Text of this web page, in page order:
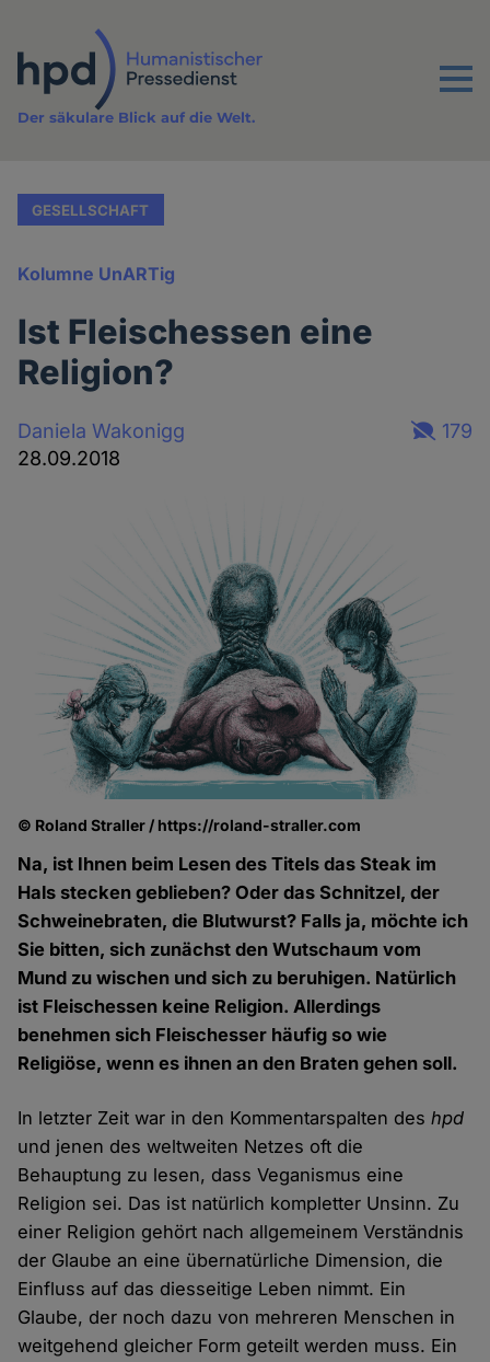
Inhalt
Menu
Der säkulare Blick auf die Welt.
GESELLSCHAFT
Kolumne UnARTig
Ist Fleischessen eine
Religion?
Daniela Wakonigg
28.09.2018
179
© Roland Straller / https://roland-straller.com
Na, ist Ihnen beim Lesen des Titels das Steak im
Hals stecken geblieben? Oder das Schnitzel, der
Schweinebraten, die Blutwurst? Falls ja, möchte ich
Sie bitten, sich zunächst den Wutschaum vom
Mund zu wischen und sich zu beruhigen. Natürlich
ist Fleischessen keine Religion. Allerdings
benehmen sich Fleischesser häufig so wie
Religiöse, wenn es ihnen an den Braten gehen soll.
In letzter Zeit war in den Kommentarspalten deshpd
und jenen des weltweiten Netzes oft die
Behauptung zu lesen, dass Veganismus eine
Religion sei. Das ist natürlich kompletter Unsinn. Zu
einer Religion gehört nach allgemeinem Verständnis
der Glaube an eine übernatürliche Dimension, die
Einfluss auf das diesseitige Leben nimmt. Ein
Glaube, der noch dazu von mehreren Menschen in
weitgehend gleicher Form geteilt werden muss. Ein